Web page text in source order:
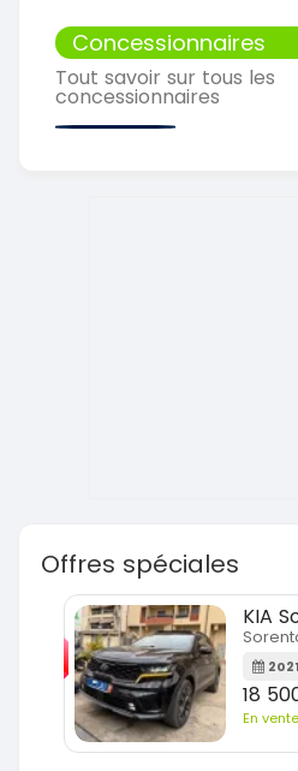
Concessionnaires
Tout savoir sur tous les
concessionnaires
Offres spéciales
KIA
2021
18
En vente